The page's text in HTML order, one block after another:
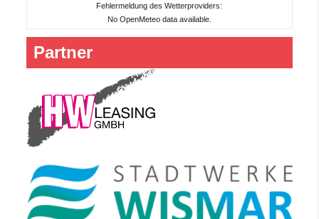
Fehlermeldung des Wetterproviders:
No OpenMeteo data available.
Partner